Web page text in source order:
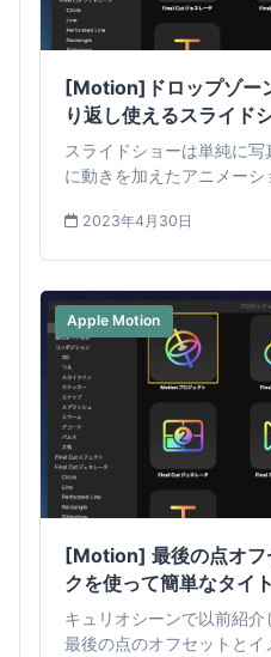
[Motion]ドロップゾー
り返し使えるスライド
スライドショーは単純に
に動きを加えたアニメーシ
2023年4月30日
Apple Motion
[Motion] 最後の点オフ
クを使って簡単なタイ
成しよう
キュリオシーンで以前紹介
最後の点のオフセットとイ